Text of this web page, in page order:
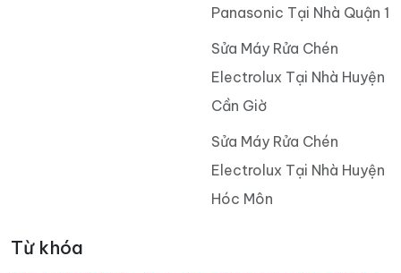
Panasonic Tại Nhà Quận 1
Sửa Máy Rửa Chén
Electrolux Tại Nhà Huyện
Cần Giờ
Sửa Máy Rửa Chén
Electrolux Tại Nhà Huyện
Hóc Môn
Từ khóa